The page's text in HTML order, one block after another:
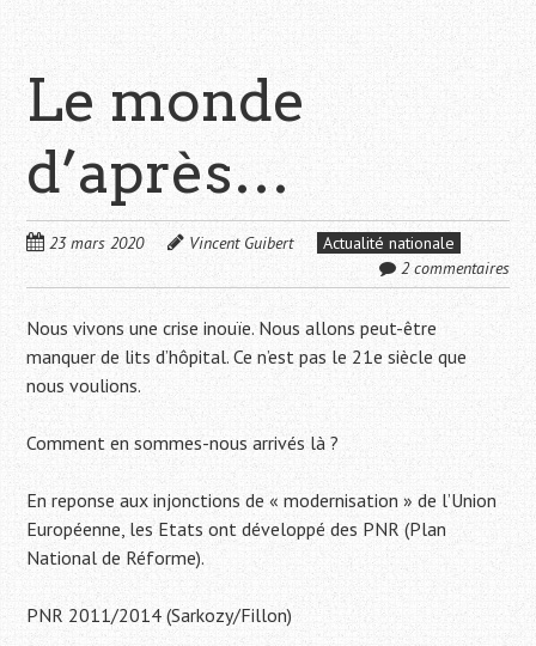
Le monde
d’après…
23 mars 2020 Vincent Guibert
Actualité nationale
2 commentaires
Nous vivons une crise inouïe. Nous allons peut-être
manquer de lits d’hôpital. Ce n’est pas le 21e siècle que
nous voulions.
Comment en sommes-nous arrivés là ?
En reponse aux injonctions de « modernisation » de l’Union
Européenne, les Etats ont développé des PNR (Plan
National de Réforme).
PNR 2011/2014 (Sarkozy/Fillon)